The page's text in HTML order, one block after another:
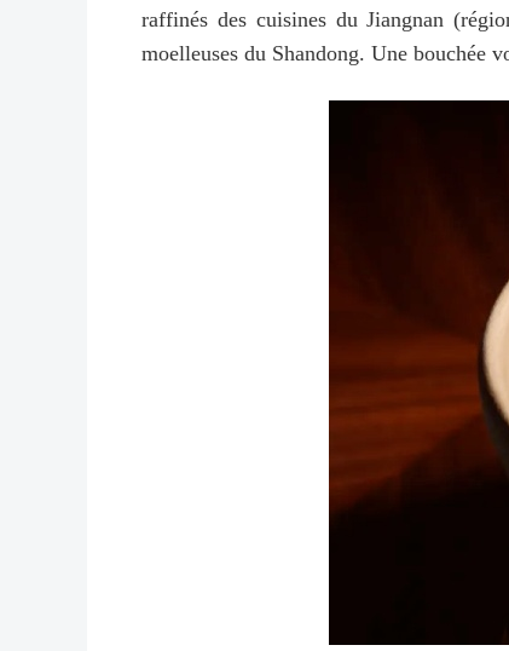
raffinés des cuisines du Jiangnan
moelleuses du Shandong. Une bouchée